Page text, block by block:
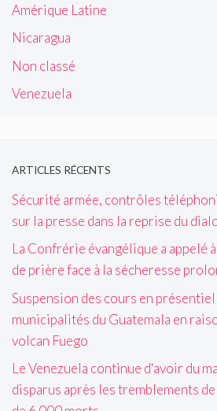
Amérique Latine
Nicaragua
Non classé
Venezuela
ARTICLES RÉCENTS
Sécurité armée, contrôles
sur la presse dans la reprise du
La Confrérie évangélique a appelé
de prière face à la sécheresse
Suspension des cours en
municipalités du Guatemala en
volcan Fuego
Le Venezuela continue d'avoir du
disparus après les tremblements